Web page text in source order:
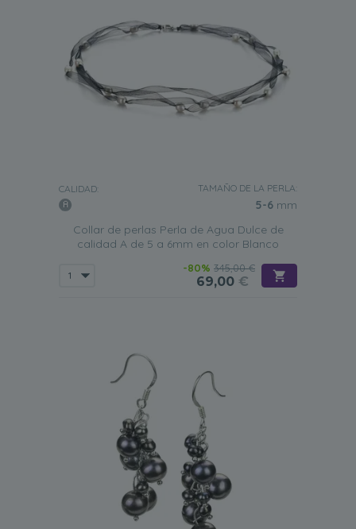
CALIDAD: TAMAÑO DE LA PERLA:
5-6 mm
Collar de perlas Perla de Agua Dulce de
calidad A de 5 a 6mm en color Blanco
-80% 345,00 €
69,00 €